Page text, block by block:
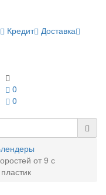
Кредит Доставка
0
0
от 9 с